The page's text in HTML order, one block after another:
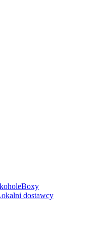
Boxy
dostawcy